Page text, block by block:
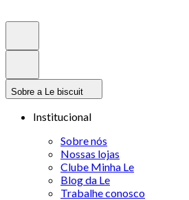
Sobre a Le biscuit
Institucional
Sobre nós
Nossas lojas
Clube Minha Le
Blog da Le
Trabalhe conosco